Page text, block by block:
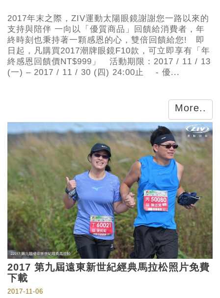
2017年末之際，ZIV運動太陽眼鏡謝謝您一路以來的
支持與陪伴 一向以「優質商品」回饋給消費者，年
終時刻也秉持著一顆感恩的心，雙倍回饋給您! 即
日起，凡購買2017潮牌眼鏡F10款，可立即享有「年
終感恩回饋價NT$999」 活動期限：2017 / 11 / 13
(一) – 2017 / 11 / 30 (四) 24:00止 - 優...
More..
2017 第九屆遠東新世紀經典馬拉松照片免費
下載
2017-11-06